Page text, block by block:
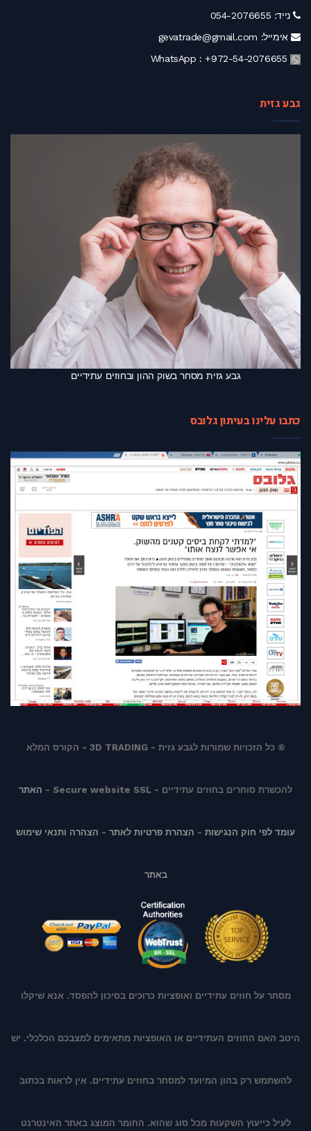
נייד: 054-2076655
אימייל: gevatrade@gmail.com
+972-54-2076655
גבע גזית
גבע גזית מסחר בשוק ההון ובחוזים עתידיים
כתבו עלינו בעיתון גלובס
© כל הזכויות שמורות לגבע גזית - 3D TRADING - הקורס המלא
להכשרת סוחרים בחוזים עתידיים - Secure website SSL - האתר
עומד לפי חוק הנגישות - הצהרת פרטיות לאתר - הצהרה ותנאי שימוש
באתר
מסחר על חוזים עתידיים ואופציות כרוכים בסיכון להפסד. אנא שיקלו
היטב האם החוזים העתידיים או האופציות מתאימים למצבכם הכלכלי. יש
להשתמש רק בהון המיועד למסחר בחוזים עתידיים. אין לראות בכתוב
לעיל כייעוץ השקעות מכל סוג שהוא. החומר המוצג באתר האינטרנט